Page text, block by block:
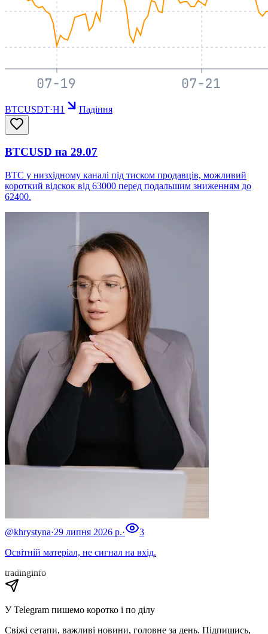
BTCUSDT·H1 Падіння
BTCUSD на 29.07
BTC у низхідному каналі під тиском продавців, можливий
короткий відскок від 63000 перед подальшим зниженням до
62400.
@khrystyna·29 липня 2026 р.·
3
Освітній матеріал, не сигнал на вхід.
tradinginfo
У Telegram пишемо коротко і по ділу
Свіжі сетапи, важливі новини, головне за день. Підпишись,